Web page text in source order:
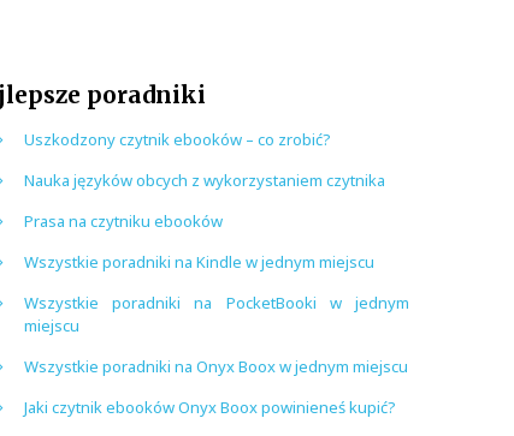
poradniki
Uszkodzony czytnik ebooków – co zrobić?
Nauka języków obcych z wykorzystaniem czytnika
Prasa na czytniku ebooków
Wszystkie poradniki na Kindle w jednym miejscu
Wszystkie poradniki na PocketBooki w jednym
miejscu
Wszystkie poradniki na Onyx Boox w jednym miejscu
Jaki czytnik ebooków Onyx Boox powinieneś kupić?